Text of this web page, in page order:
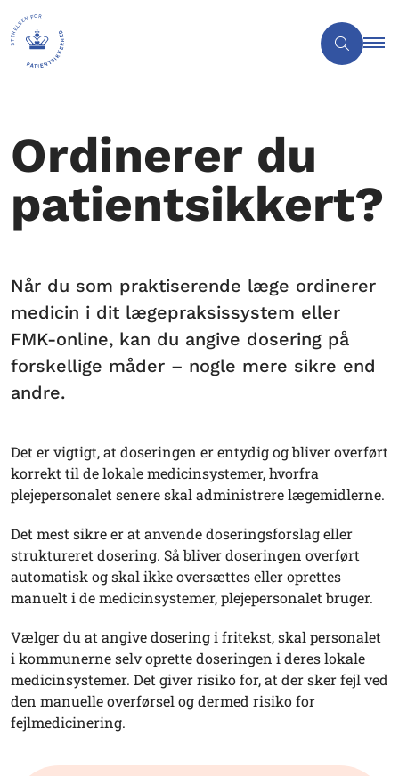
Ordinerer du
patientsikkert?
Når du som praktiserende læge ordinerer
medicin i dit lægepraksissystem eller
FMK-online, kan du angive dosering på
forskellige måder – nogle mere sikre end
andre.
Det er vigtigt, at doseringen er entydig og bliver overført
korrekt til de lokale medicinsystemer, hvorfra
plejepersonalet senere skal administrere lægemidlerne.
Det mest sikre er at anvende doseringsforslag eller
struktureret dosering. Så bliver doseringen overført
automatisk og skal ikke oversættes eller oprettes
manuelt i de medicinsystemer, plejepersonalet bruger.
Vælger du at angive dosering i fritekst, skal personalet
i kommunerne selv oprette doseringen i deres lokale
medicinsystemer. Det giver risiko for, at der sker fejl ved
den manuelle overførsel og dermed risiko for
fejlmedicinering.